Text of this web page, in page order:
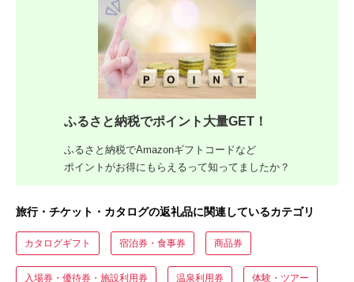
ふるさと納税でポイント大量GET！
ふるさと納税でAmazonギフトコードなど
ポイントがお得にもらえるって知ってましたか？
旅行・チケット・カタログの返礼品に関連しているカテゴリ
カタログギフト 宿泊券・食事券 商品券
入場券・優待券・施設利用券 温泉利用券 体験・ツアー